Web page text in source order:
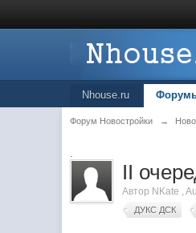
Nhouse.ru
Форум Новостройки →
.
II
Автор NKate ,
ДУКС ДСК